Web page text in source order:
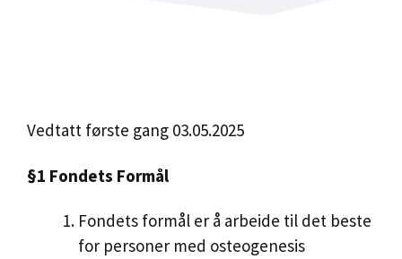
Vedtatt første gang 03.05.2025
§1 Fondets Formål
Fondets formål er å arbeide til det beste
for personer med osteogenesis